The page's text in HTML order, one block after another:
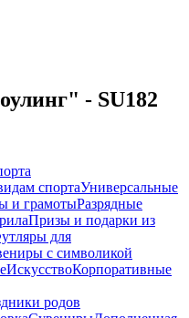
- SU182
спортаУниверсальные
и грамотыРазрядные
Призы и подарки из
для
с символикой
ИскусствоКорпоративные
родов